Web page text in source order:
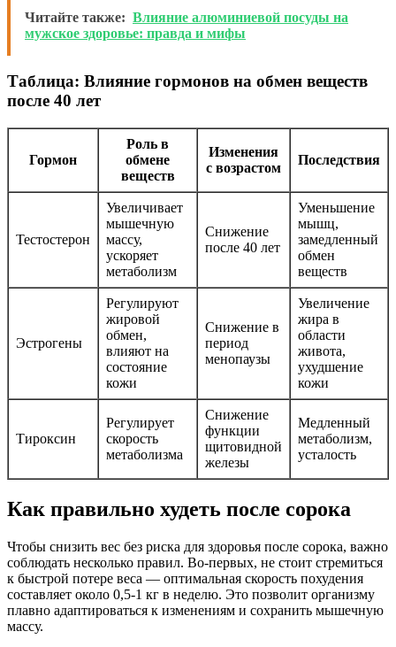
Читайте также: Влияние алюминиевой посуды на
мужское здоровье: правда и мифы
Таблица: Влияние гормонов на обмен веществ
после 40 лет
Гормон
Роль в
обмене
веществ
Изменения
с возрастом
Последствия
Тестостерон
Увеличивает
мышечную
массу,
ускоряет
метаболизм
Снижение
после 40 лет
Уменьшение
мышц,
замедленный
обмен
веществ
Эстрогены
Регулируют
жировой
обмен,
влияют на
состояние
кожи
Снижение в
период
менопаузы
Увеличение
жира в
области
живота,
ухудшение
кожи
Тироксин
Регулирует
скорость
метаболизма
Снижение
функции
щитовидной
железы
Медленный
метаболизм,
усталость
Как правильно худеть после сорока
Чтобы снизить вес без риска для здоровья после сорока, важно
соблюдать несколько правил. Во-первых, не стоит стремиться
к быстрой потере веса — оптимальная скорость похудения
составляет около 0,5-1 кг в неделю. Это позволит организму
плавно адаптироваться к изменениям и сохранить мышечную
массу.